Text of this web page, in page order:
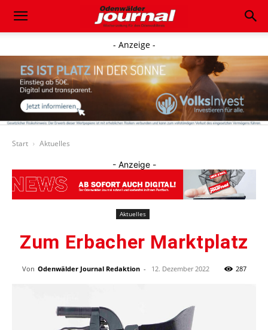
- Anzeige -
Start Aktuelles
- Anzeige -
Aktuelles
Zum Erbacher Marktplatz
Von Odenwälder Journal Redaktion - 12. Dezember 2022 287